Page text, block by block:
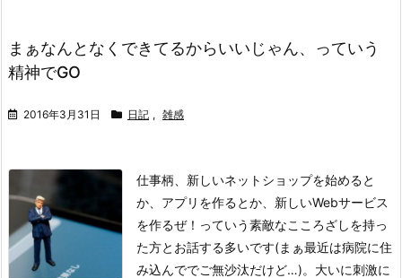
まぁなんとなくできてるからいいじゃん、っていう
精神でGO
2016年3月31日 日記 , 雑感
仕事柄、新しいネットショップを始めると
か、アプリを作るとか、新しいWebサービス
を作るぜ！っていう素敵なこころざしを持っ
た方とお話する多いです(まぁ最近は病院に住
み込んででご無沙汰だけど…)。 大いに刺激に